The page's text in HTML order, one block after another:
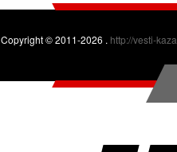
Copyright © 2011-2026 . http://vesti-